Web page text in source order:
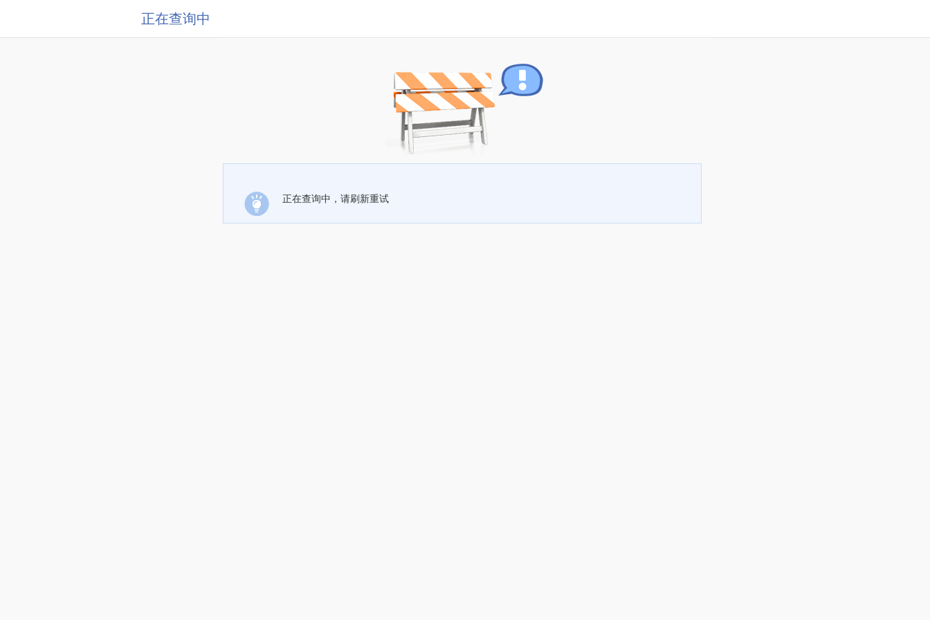
正在查询中
正在查询中，请刷新重试